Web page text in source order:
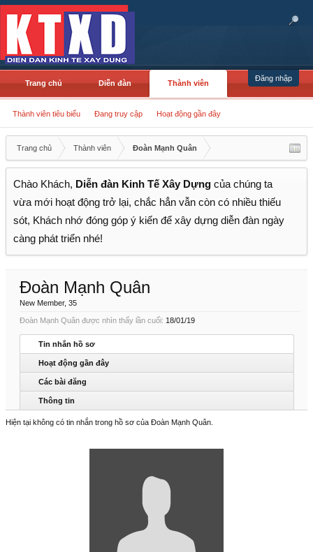
Đăng nhập
Trang chủ Diễn đàn Thành viên
Thành viên tiêu biểu Đang truy cập Hoạt động gần đây
Trang chủ Thành viên Đoàn Mạnh Quân
Chào Khách, Diễn đàn Kinh Tế Xây Dựng của chúng ta
vừa mới hoạt động trở lại, chắc hẳn vẫn còn có nhiều thiếu
sót, Khách nhớ đóng góp ý kiến để xây dựng diễn đàn ngày
càng phát triển nhé!
Đoàn Mạnh Quân
New Member, 35
Đoàn Mạnh Quân được nhìn thấy lần cuối: 18/01/19
Tin nhắn hồ sơ
Hoạt động gần đây
Các bài đăng
Thông tin
Hiện tại không có tin nhắn trong hồ sơ của Đoàn Mạnh Quân.